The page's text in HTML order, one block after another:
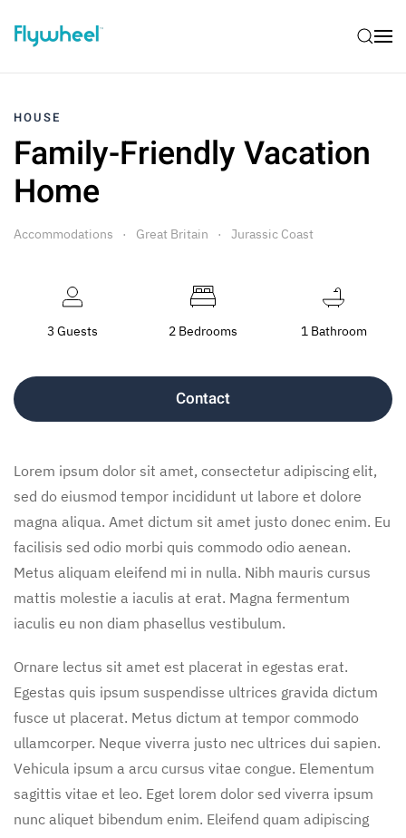
HOUSE
Family-Friendly Vacation
Home
Accommodations Great Britain Jurassic Coast
3 Guests 2 Bedrooms 1 Bathroom
Contact
Lorem ipsum dolor sit amet, consectetur adipiscing elit,
sed do eiusmod tempor incididunt ut labore et dolore
magna aliqua. Amet dictum sit amet justo donec enim. Eu
facilisis sed odio morbi quis commodo odio aenean.
Metus aliquam eleifend mi in nulla. Nibh mauris cursus
mattis molestie a iaculis at erat. Magna fermentum
iaculis eu non diam phasellus vestibulum.
Ornare lectus sit amet est placerat in egestas erat.
Egestas quis ipsum suspendisse ultrices gravida dictum
fusce ut placerat. Metus dictum at tempor commodo
ullamcorper. Neque viverra justo nec ultrices dui sapien.
Vehicula ipsum a arcu cursus vitae congue. Elementum
sagittis vitae et leo. Eget lorem dolor sed viverra ipsum
nunc aliquet bibendum enim. Eleifend quam adipiscing